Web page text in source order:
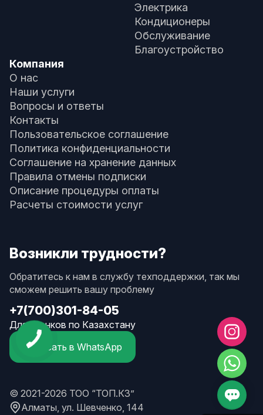
Электрика
Кондиционеры
Обслуживание
Благоустройство
Компания
О нас
Наши услуги
Вопросы и ответы
Контакты
Пользовательское соглашение
Политика конфиденциальности
Соглашение на хранение данных
Правила отмены подписки
Описание процедуры оплаты
Расчеты стоимости услуг
Возникли трудности?
Обратитесь к нам в службу техподдержки, так мы
сможем решить вашу проблему
+7(700)301-84-05
Для звонков по Казахстану
Написать в WhatsApp
© 2021-2026 ТОО “ТОП.КЗ”
Алматы, ул. Шевченко, 144